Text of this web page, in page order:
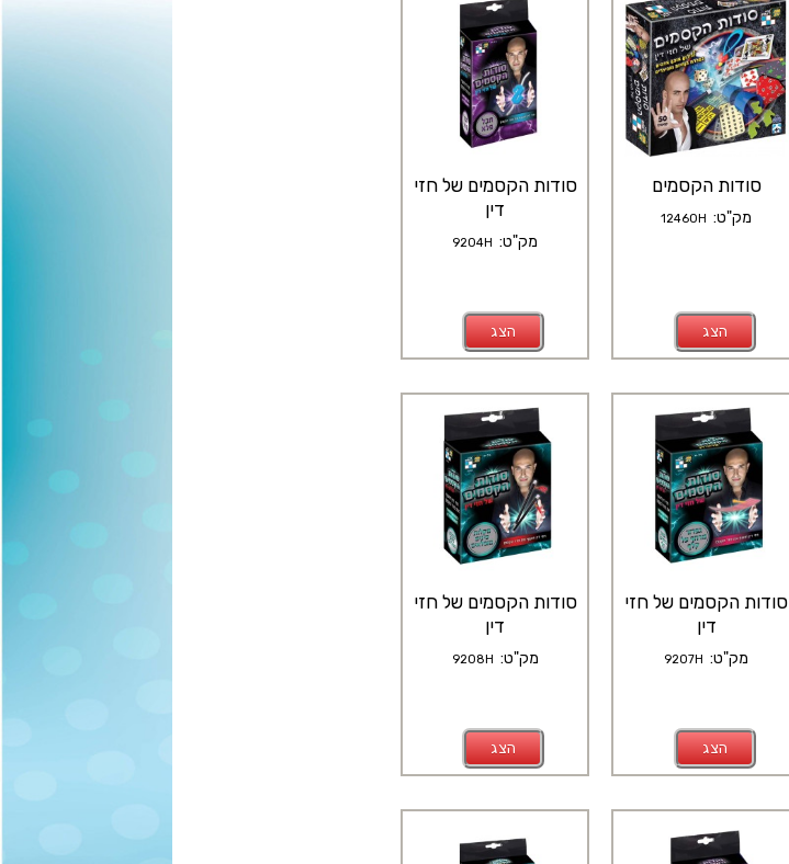
סודות הקסמים
מק"ט: 12460H
הצג
סודות הקסמים של חזי
דין
מק"ט: 9204H
הצג
סודות הקסמים של חזי
דין
מק"ט: 9207H
הצג
סודות הקסמים של חזי
דין
מק"ט: 9208H
הצג